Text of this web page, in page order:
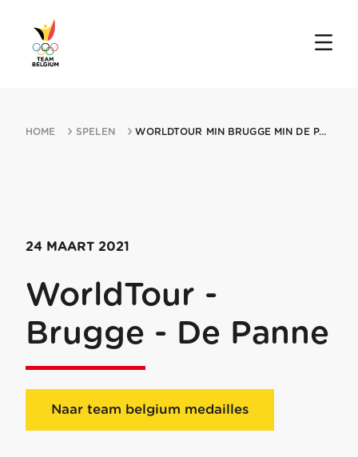
HOME SPELEN WORLDTOUR MIN BRUGGE MIN DE PANNE 24032021 DE PANNE
24 MAART 2021
WorldTour -
Brugge - De Panne
Naar team belgium medailles